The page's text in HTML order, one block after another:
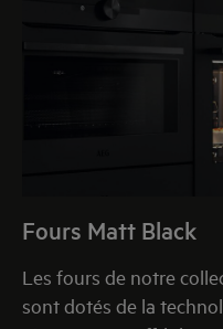
Fours Matt Black
Les fours de notre
sont dotés de la